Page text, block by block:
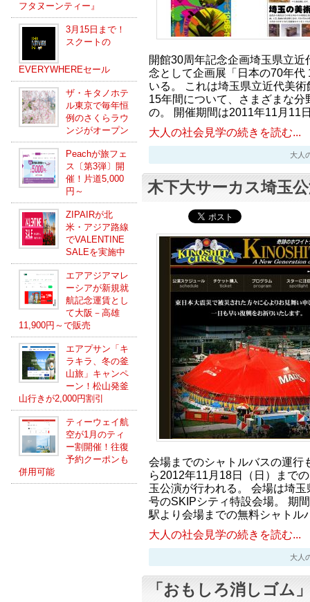
フタヌーンティー』
3月15日まで！
スクートの
EVERYWHEREセール
ザ・キタノホテ
ル東京で毎年恒
例のさくらラウ
ンジがオープン
Peachが旅フェ
ス〔第3弾〕開
催！片道5,000
円～
ZIPAIRが北
米・アジア路線
でVALENTINE
SALEを実施中
エアアジアマレ
ーシアが新規就
航記念運賃とし
て大阪－高雄
11,900円～で販売
エアプサン「キ
ラキラ、冬の釜
山旅」キャンペ
ーン！松山発釜
山行きが2,000円割引
ティーウェイ航
空が1月のティ
ー割開催！往復
予約クーポンも
併用可能
開館30周年記念企画埼玉県立
念として企画展「日本の70年
いる。 これは埼玉県立近代美
15年間について、さまざまな
の。 開催期間は2011年11月11
大人の社会見学の続きを読む...
大人
木下大サーカス埼玉
会場までのシャトルバスの運行
ら2012年11月18日（日）まで
玉公演が行われる。 会場は埼
号のSKIPシティ特設会場。 期
駅より会場までの無料シャト
大人の社会見学の続きを読む...
大人
「おもしろ消しゴム